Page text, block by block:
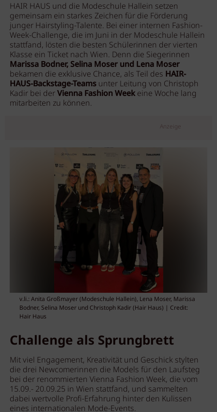
HAIR HAUS und die Modeschule Hallein setzen
gemeinsam ein starkes Zeichen für die Förderung
junger Hairstyling-Talente. Bei einer internen Fashion-
Week-Challenge, die im Juni in der Modeschule Hallein
stattfand, lösten die besten Schülerinnen der vierten
Klasse ein Ticket nach Wien. Denn die Siegerinnen
Marissa Bodner, Selina Moser und Lena Moser
bekamen die exklusive Chance, als Teil des HAIR-
HAUS-Backstage-Teams unter Leitung von Christoph
Kadir bei derVienna Fashion Weekeine Woche lang
mitarbeiten zu können.
Anzeige
v.li.: Anita Großmayer (Modeschule Hallein), Lena Moser, Marissa
Bodner, Selina Moser und Christoph Kadir (Hair Haus) | Credit:
Hair Haus
Challenge als Sprungbrett
Mit viel Engagement, Kreativität und Geschick stylten
die drei Newcomerinnen die Models für den Laufsteg
bei der renommierten Vienna Fashion Week, die vom
15.09.- 20.09.25 in Wien stattfand, und sammelten
dabei wertvolle Profi-Erfahrung hinter den Kulissen
eines internationalen Mode-Events.